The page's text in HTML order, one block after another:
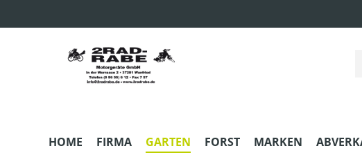
HOME FIRMA GARTEN FORST MARKEN